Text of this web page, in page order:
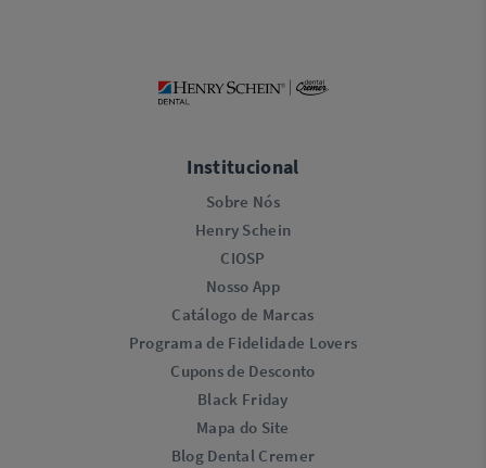
Institucional
Sobre Nós
Henry Schein
CIOSP
Nosso App
Catálogo de Marcas
Programa de Fidelidade Lovers​
Cupons de Desconto
Black Friday
Mapa do Site
Blog Dental Cremer